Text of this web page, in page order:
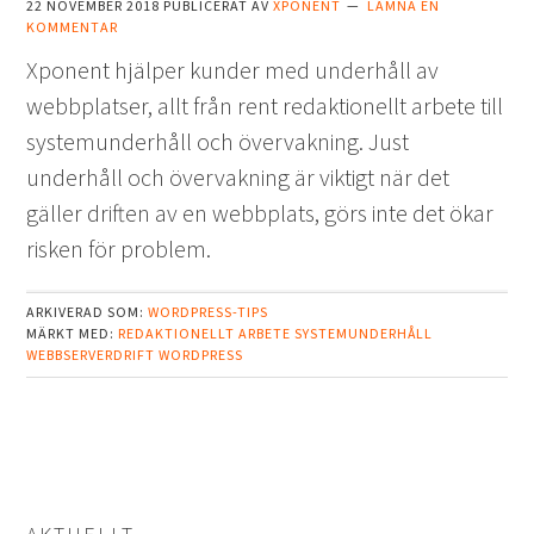
22 NOVEMBER 2018 PUBLICERAT AVXPONENT
LÄMNA EN
KOMMENTAR
Xponent hjälper kunder med underhåll av
webbplatser, allt från rent redaktionellt arbete till
systemunderhåll och övervakning. Just
underhåll och övervakning är viktigt när det
gäller driften av en webbplats, görs inte det ökar
risken för problem.
ARKIVERAD SOM:WORDPRESS-TIPS
MÄRKT MED:REDAKTIONELLT ARBETE SYSTEMUNDERHÅLL
WEBBSERVERDRIFT WORDPRESS